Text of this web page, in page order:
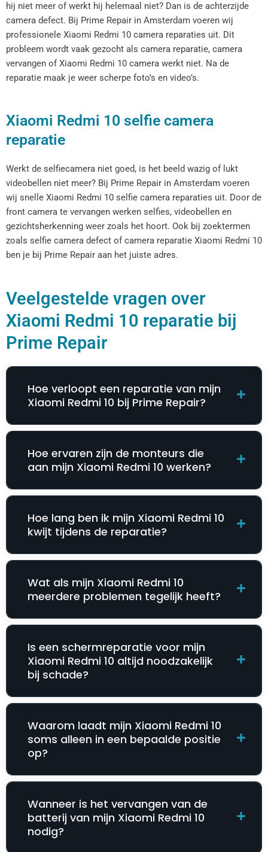
hij niet meer of werkt hij helemaal niet? Dan is de achterzijde
camera defect. Bij Prime Repair in Amsterdam voeren wij
professionele Xiaomi Redmi 10 camera reparaties uit. Dit
probleem wordt vaak gezocht als camera reparatie, camera
vervangen of Xiaomi Redmi 10 camera werkt niet. Na de
reparatie maak je weer scherpe foto’s en video’s.
Xiaomi Redmi 10 selfie camera
reparatie
Werkt de selfiecamera niet goed, is het beeld wazig of lukt
videobellen niet meer? Bij Prime Repair in Amsterdam voeren
wij snelle Xiaomi Redmi 10 selfie camera reparaties uit. Door de
front camera te vervangen werken selfies, videobellen en
gezichtsherkenning weer zoals het hoort. Ook bij zoektermen
zoals selfie camera defect of camera reparatie Xiaomi Redmi 10
ben je bij Prime Repair aan het juiste adres.
Veelgestelde vragen over
Xiaomi Redmi 10 reparatie bij
Prime Repair
Hoe verloopt een reparatie van mijn
Xiaomi Redmi 10 bij Prime Repair?
Hoe ervaren zijn de monteurs die
aan mijn Xiaomi Redmi 10 werken?
Hoe lang ben ik mijn Xiaomi Redmi 10
kwijt tijdens de reparatie?
Wat als mijn Xiaomi Redmi 10
meerdere problemen tegelijk heeft?
Is een schermreparatie voor mijn
Xiaomi Redmi 10 altijd noodzakelijk
bij schade?
Waarom laadt mijn Xiaomi Redmi 10
soms alleen in een bepaalde positie
op?
Wanneer is het vervangen van de
batterij van mijn Xiaomi Redmi 10
nodig?